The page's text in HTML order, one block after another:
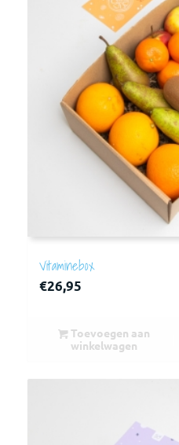
Vitaminebox
€26,95
Toevoegen aan
winkelwagen